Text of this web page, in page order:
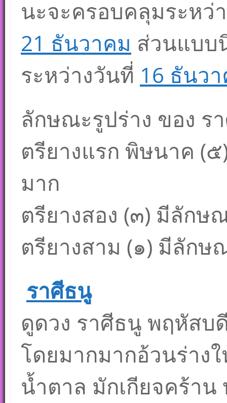
นะจะครอบคลุมระหว่
21 ธันวาคม ส่วนแบบ
ระหว่างวันที่ 16 ธันว
ลักษณะรูปร่าง ของ ร
ตรียางแรก พิษนาค (
มาก
ตรียางสอง (๓) มีลักษ
ตรียางสาม (๑) มีลักษ
ราศีธนู
ดูดวง ราศีธนู พฤหัสบ
โดยมากมากอ้วนร่าง
น้ำตาล มักเกียจคร้า